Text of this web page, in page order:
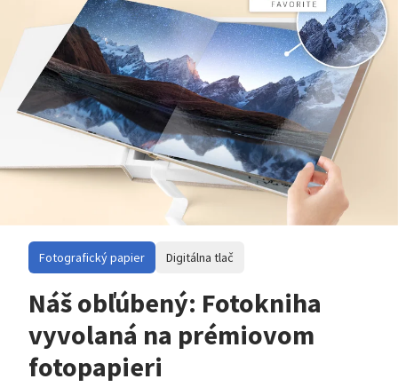
Fotografický papier Digitálna tlač
Náš obľúbený: Fotokniha
vyvolaná na prémiovom
fotopapieri